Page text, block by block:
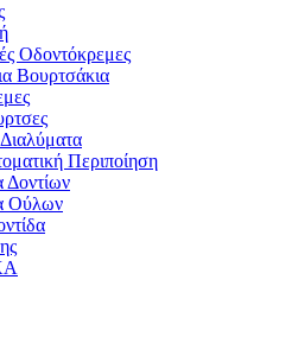
Οδοντόκρεμες
Βουρτσάκια
Περιποίηση
Δοντίων
Ούλων